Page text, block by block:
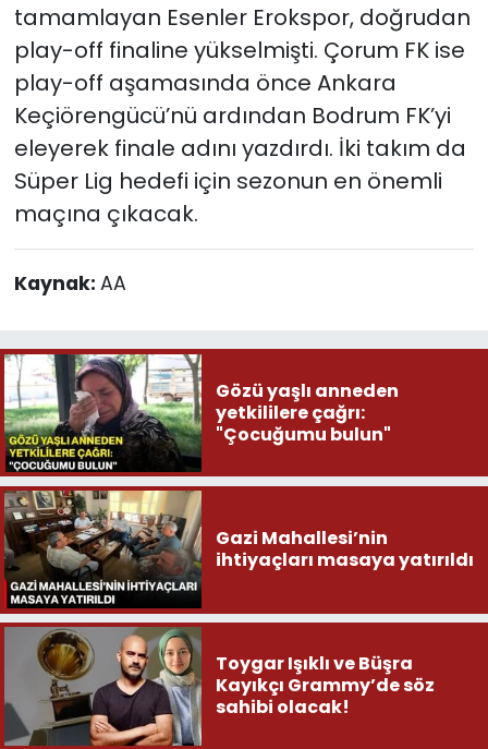
tamamlayan Esenler Erokspor, doğrudan
play-off finaline yükselmişti. Çorum FK ise
play-off aşamasında önce Ankara
Keçiörengücü’nü ardından Bodrum FK’yi
eleyerek finale adını yazdırdı. İki takım da
Süper Lig hedefi için sezonun en önemli
maçına çıkacak.
Kaynak: AA
Gözü yaşlı anneden
yetkililere çağrı:
"Çocuğumu bulun"
Gazi Mahallesi’nin
ihtiyaçları masaya yatırıldı
Toygar Işıklı ve Büşra
Kayıkçı Grammy’de söz
sahibi olacak!